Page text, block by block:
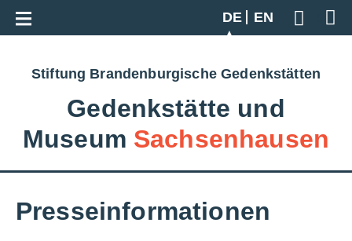
DE
EN
Geben
Zur Gesamtübersicht
Stiftung Brandenburgische Gedenkstätten
Gedenkstätte und
Museum Sachsenhausen
Presseinformationen